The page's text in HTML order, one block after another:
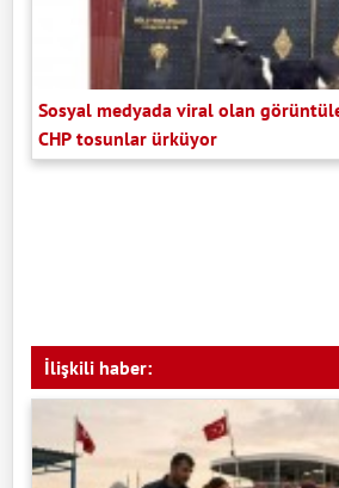
Sosyal medyada viral olan
CHP tosunlar ürküyor
İlişkili haber: